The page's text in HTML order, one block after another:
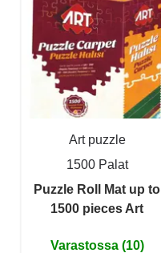
Art puzzle
1500 Palat
Puzzle Roll Mat up to
1500 pieces Art
Varastossa (10)